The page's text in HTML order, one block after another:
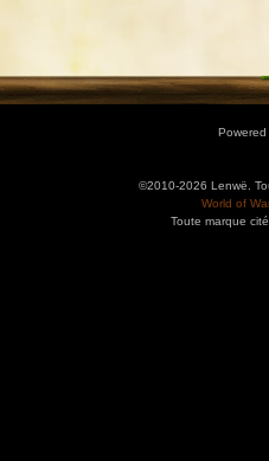
©2010-2026 Lenwë.
World of
Toute marque